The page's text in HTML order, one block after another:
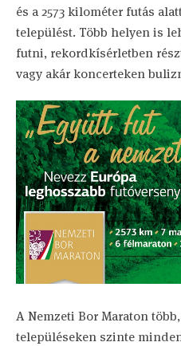
és a 2573 kilométer futás
települést. Több helyen is
futni, rekordkísérletben
vagy akár koncerteken
A Nemzeti Bor Maraton
településeken szinte